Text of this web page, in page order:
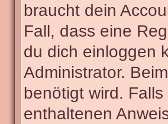
braucht dein
Fall, dass eine
du dich einloggen
Administrator.
benötigt wird.
enthaltenen